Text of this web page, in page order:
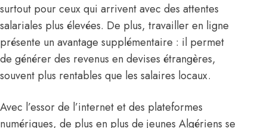
surtout pour ceux qui arrivent avec des attentes
salariales plus élevées. De plus, travailler en ligne
présente un avantage supplémentaire : il permet
de générer des revenus en devises étrangères,
souvent plus rentables que les salaires locaux.
Avec l’essor de l’internet et des plateformes
numériques, de plus en plus de jeunes Algériens se